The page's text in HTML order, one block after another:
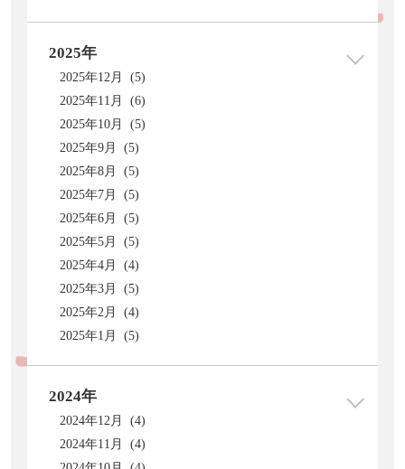
2025年
2025年12月 (5)
2025年11月 (6)
2025年10月 (5)
2025年9月 (5)
2025年8月 (5)
2025年7月 (5)
2025年6月 (5)
2025年5月 (5)
2025年4月 (4)
2025年3月 (5)
2025年2月 (4)
2025年1月 (5)
2024年
2024年12月 (4)
2024年11月 (4)